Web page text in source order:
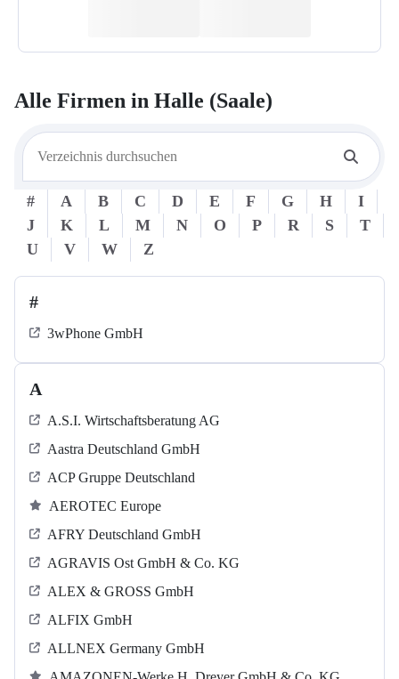
Alle Firmen in Halle (Saale)
# A B C D E F G H
I
J
K L M N O P R S
T
U
V W Z
#
3wPhone GmbH
A
A.S.I. Wirtschaftsberatung AG
Aastra Deutschland GmbH
ACP Gruppe Deutschland
AEROTEC Europe
AFRY Deutschland GmbH
AGRAVIS Ost GmbH & Co. KG
ALEX & GROSS GmbH
ALFIX GmbH
ALLNEX Germany GmbH